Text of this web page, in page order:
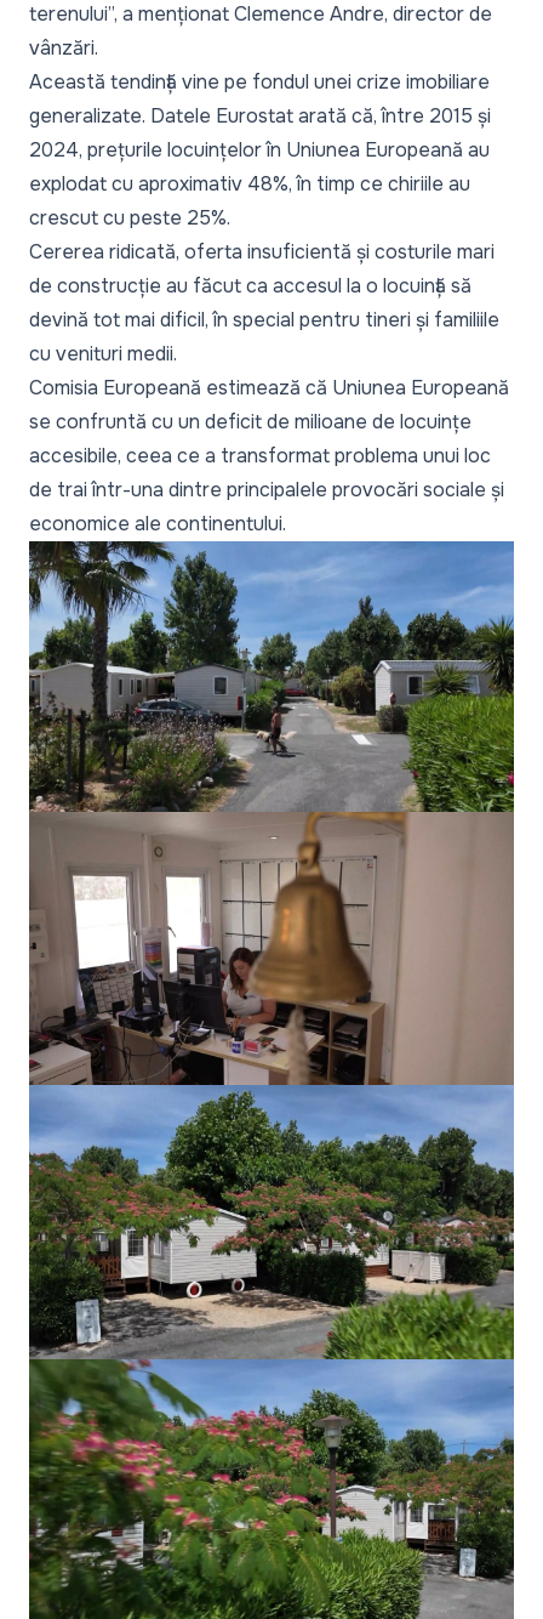
terenului”, a menționat Clemence Andre, director de
vânzări.
Această tendință vine pe fondul unei crize imobiliare
generalizate. Datele Eurostat arată că, între 2015 și
2024, prețurile locuințelor în Uniunea Europeană au
explodat cu aproximativ 48%, în timp ce chiriile au
crescut cu peste 25%.
Cererea ridicată, oferta insuficientă și costurile mari
de construcție au făcut ca accesul la o locuință să
devină tot mai dificil, în special pentru tineri și familiile
cu venituri medii.
Comisia Europeană estimează că Uniunea Europeană
se confruntă cu un deficit de milioane de locuințe
accesibile, ceea ce a transformat problema unui loc
de trai într-una dintre principalele provocări sociale și
economice ale continentului.